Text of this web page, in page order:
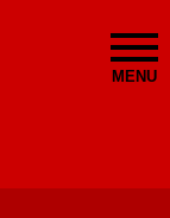
MENU